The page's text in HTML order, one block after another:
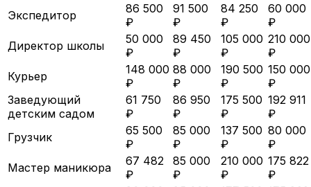
Экспедитор
86 500
₽
91 500
₽
84 250
₽
60 000
₽
Директор школы
50 000
₽
89 450
₽
105 000
₽
210 000
₽
Курьер
148 000
₽
88 000
₽
190 500
₽
150 000
₽
Заведующий
детским садом
61 750
₽
86 950
₽
175 500
₽
192 911
₽
Грузчик
65 500
₽
85 000
₽
137 500
₽
80 000
₽
Мастер маникюра
67 482
₽
85 000
₽
210 000
₽
175 822
₽